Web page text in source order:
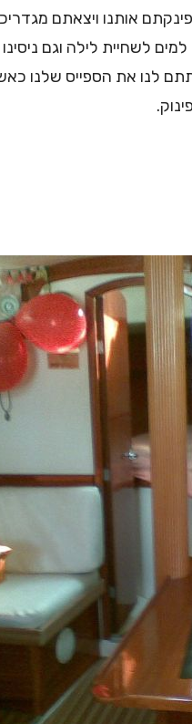
אותנו ויצאתם
לשחיית לילה וגם ניסינו
לנו את הספייס שלנו